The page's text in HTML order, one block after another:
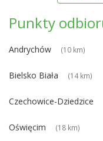
Punkty
Andrychów (10 km)
Bielsko Biała (14 km)
Czechowice-Dziedzice
Oświęcim (18 km)